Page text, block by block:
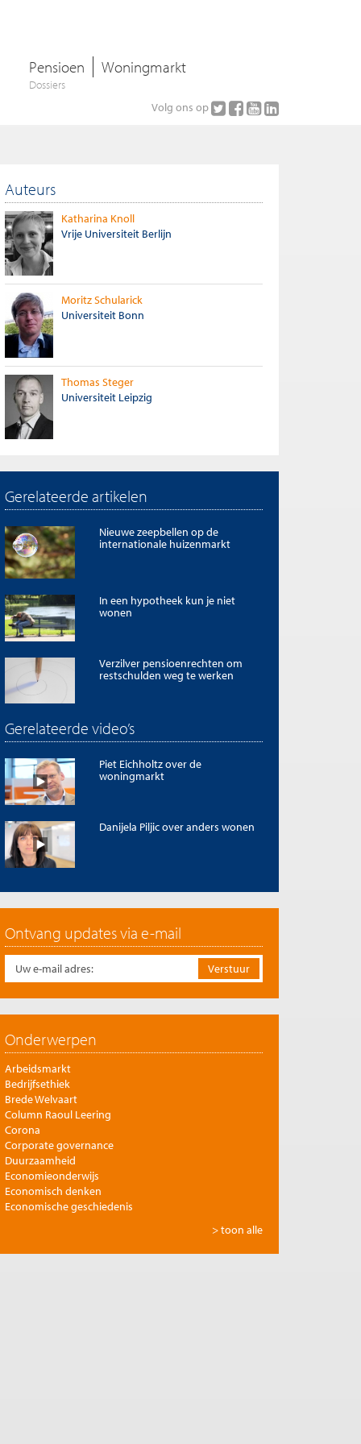
Pensioen Woningmarkt
Dossiers
Volg ons op
Auteurs
Katharina Knoll
Vrije Universiteit Berlijn
Moritz Schularick
Universiteit Bonn
Thomas Steger
Universiteit Leipzig
Gerelateerde artikelen
Nieuwe zeepbellen op de
internationale huizenmarkt
In een hypotheek kun je niet
wonen
Verzilver pensioenrechten om
restschulden weg te werken
Gerelateerde video’s
Piet Eichholtz over de
woningmarkt
Danijela Piljic over anders wonen
Ontvang updates via e-mail
Onderwerpen
Arbeidsmarkt
Bedrijfsethiek
Brede Welvaart
Column Raoul Leering
Corona
Corporate governance
Duurzaamheid
Economieonderwijs
Economisch denken
Economische geschiedenis
Filosofie en economie
> toon alle